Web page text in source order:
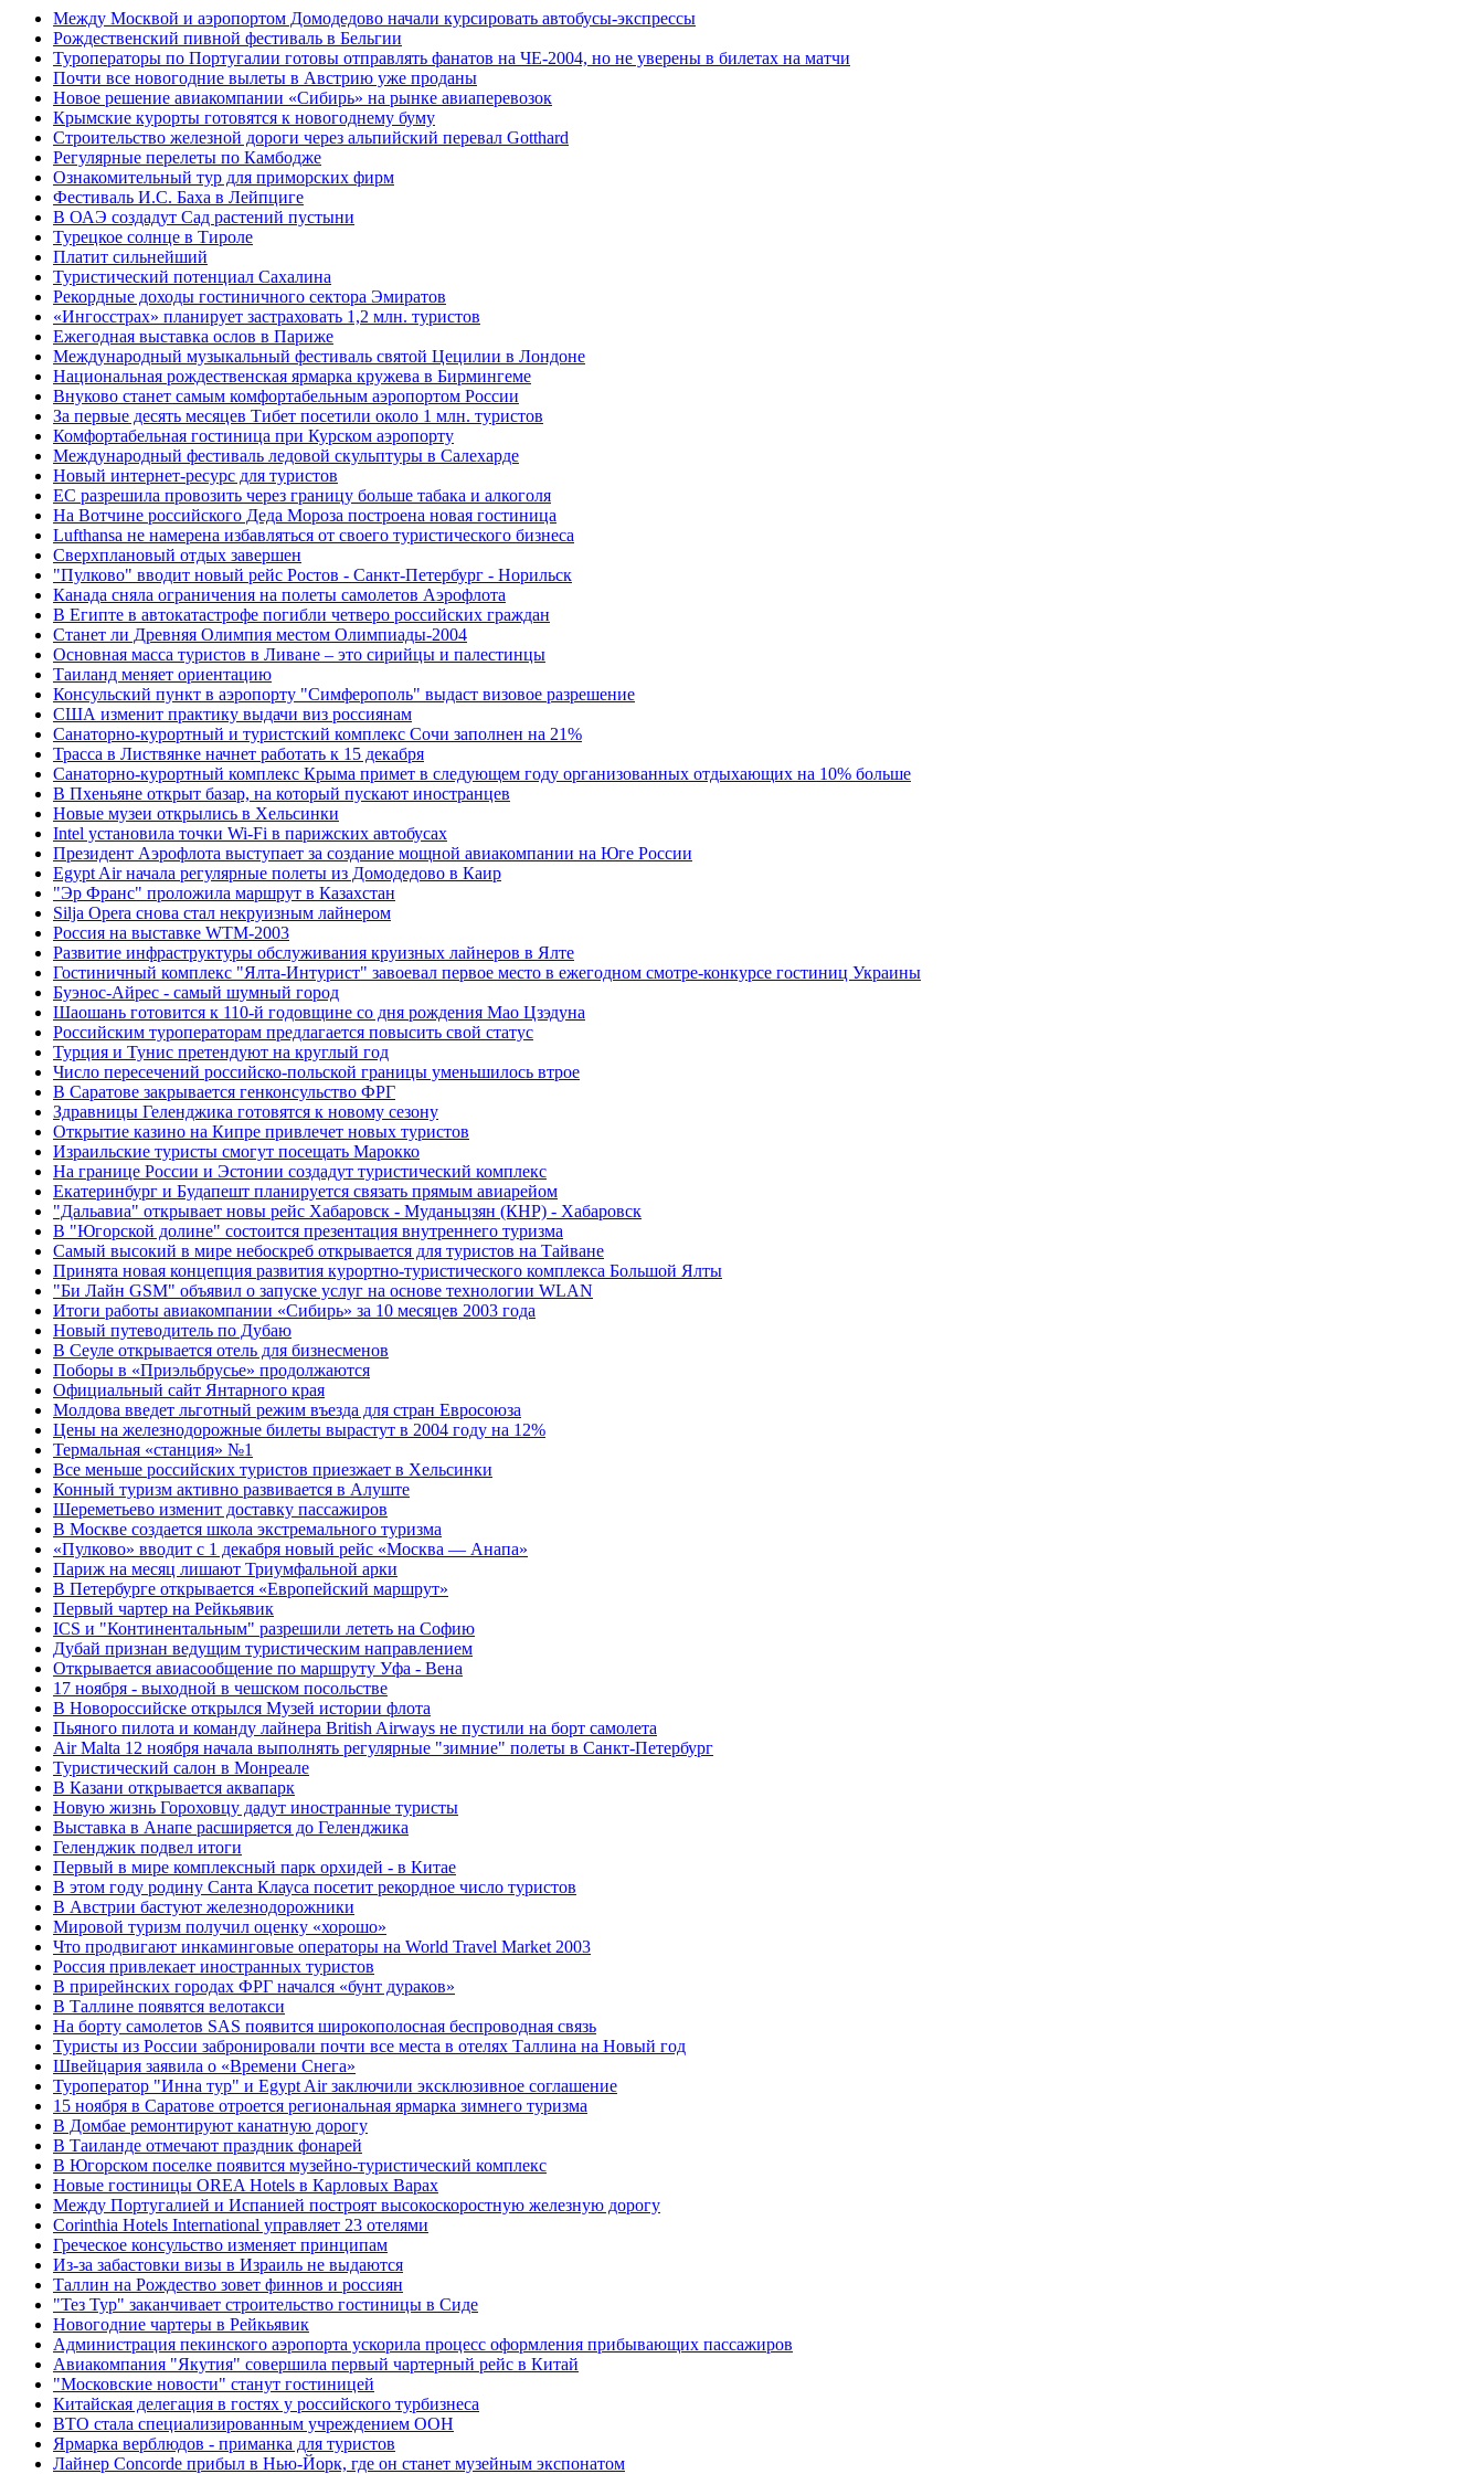
Между Москвой и аэропортом Домодедово начали курсировать автобусы-экспрессы
Рождественский пивной фестиваль в Бельгии
Туроператоры по Португалии готовы отправлять фанатов на ЧЕ-2004, но не уверены в билетах на матчи
Почти все новогодние вылеты в Австрию уже проданы
Новое решение авиакомпании «Сибирь» на рынке авиаперевозок
Крымские курорты готовятся к новогоднему буму
Строительство железной дороги через альпийский перевал Gotthard
Регулярные перелеты по Камбодже
Ознакомительный тур для приморских фирм
Фестиваль И.С. Баха в Лейпциге
В ОАЭ создадут Сад растений пустыни
Турецкое солнце в Тироле
Платит сильнейший
Туристический потенциал Сахалина
Рекордные доходы гостиничного сектора Эмиратов
«Ингосстрах» планирует застраховать 1,2 млн. туристов
Ежегодная выставка ослов в Париже
Международный музыкальный фестиваль святой Цецилии в Лондоне
Национальная рождественская ярмарка кружева в Бирмингеме
Внуково станет самым комфортабельным аэропортом России
За первые десять месяцев Тибет посетили около 1 млн. туристов
Комфортабельная гостиница при Курском аэропорту
Международный фестиваль ледовой скульптуры в Салехарде
Новый интернет-ресурс для туристов
ЕС разрешила провозить через границу больше табака и алкоголя
На Вотчине российского Деда Мороза построена новая гостиница
Lufthansa не намерена избавляться от своего туристического бизнеса
Сверхплановый отдых завершен
"Пулково" вводит новый рейс Ростов - Санкт-Петербург - Норильск
Канада сняла ограничения на полеты самолетов Аэрофлота
В Египте в автокатастрофе погибли четверо российских граждан
Станет ли Древняя Олимпия местом Олимпиады-2004
Основная масса туристов в Ливане – это сирийцы и палестинцы
Таиланд меняет ориентацию
Консульский пункт в аэропорту "Симферополь" выдаст визовое разрешение
США изменит практику выдачи виз россиянам
Санаторно-курортный и туристский комплекс Сочи заполнен на 21%
Трасса в Листвянке начнет работать к 15 декабря
Санаторно-курортный комплекс Крыма примет в следующем году организованных отдыхающих на 10% больше
В Пхеньяне открыт базар, на который пускают иностранцев
Новые музеи открылись в Хельсинки
Intel установила точки Wi-Fi в парижских автобусах
Президент Аэрофлота выступает за создание мощной авиакомпании на Юге России
Egypt Air начала регулярные полеты из Домодедово в Каир
"Эр Франс" проложила маршрут в Казахстан
Silja Opera снова стал некруизным лайнером
Россия на выставке WTM-2003
Развитие инфраструктуры обслуживания круизных лайнеров в Ялте
Гостиничный комплекс "Ялта-Интурист" завоевал первое место в ежегодном смотре-конкурсе гостиниц Украины
Буэнос-Айрес - самый шумный город
Шаошань готовится к 110-й годовщине со дня рождения Мао Цзэдуна
Российским туроператорам предлагается повысить свой статус
Турция и Тунис претендуют на круглый год
Число пересечений российско-польской границы уменьшилось втрое
В Саратове закрывается генконсульство ФРГ
Здравницы Геленджика готовятся к новому сезону
Открытие казино на Кипре привлечет новых туристов
Израильские туристы смогут посещать Марокко
Hа границе России и Эстонии создадут туристический комплекс
Екатеринбург и Будапешт планируется связать прямым авиарейом
"Дальавиа" открывает новы рейс Хабаровск - Муданьцзян (КНР) - Хабаровск
В "Югорской долине" состоится презентация внутреннего туризма
Самый высокий в мире небоскреб открывается для туристов на Тайване
Принята новая концепция развития курортно-туристического комплекса Большой Ялты
"Би Лайн GSM" объявил о запуске услуг на основе технологии WLAN
Итоги работы авиакомпании «Сибирь» за 10 месяцев 2003 года
Новый путеводитель по Дубаю
В Сеуле открывается отель для бизнесменов
Поборы в «Приэльбрусье» продолжаются
Официальный сайт Янтарного края
Молдова введет льготный режим въезда для стран Евросоюза
Цены на железнодорожные билеты вырастут в 2004 году на 12%
Термальная «станция» №1
Все меньше российских туристов приезжает в Хельсинки
Конный туризм активно развивается в Алуште
Шереметьево изменит доставку пассажиров
В Москве создается школа экстремального туризма
«Пулково» вводит с 1 декабря новый рейс «Москва — Анапа»
Париж на месяц лишают Триумфальной арки
В Петербурге открывается «Европейский маршрут»
Первый чартер на Рейкьявик
ICS и "Континентальным" разрешили лететь на Софию
Дубай признан ведущим туристическим направлением
Открывается авиасообщение по маршруту Уфа - Вена
17 ноября - выходной в чешском посольстве
В Новороссийске открылся Музей истории флота
Пьяного пилота и команду лайнера British Airways не пустили на борт самолета
Air Malta 12 ноября начала выполнять регулярные "зимние" полеты в Санкт-Петербург
Туристический салон в Монреале
В Казани открывается аквапарк
Новую жизнь Гороховцу дадут иностранные туристы
Выставка в Анапе расширяется до Геленджика
Геленджик подвел итоги
Первый в мире комплексный парк орхидей - в Китае
В этом году родину Санта Клауса посетит рекордное число туристов
В Австрии бастуют железнодорожники
Мировой туризм получил оценку «хорошо»
Что продвигают инкаминговые операторы на World Travel Market 2003
Россия привлекает иностранных туристов
В прирейнских городах ФРГ начался «бунт дураков»
В Таллине появятся велотакси
На борту самолетов SAS появится широкополосная беспроводная связь
Туристы из России забронировали почти все места в отелях Таллина на Новый год
Швейцария заявила о «Времени Снега»
Туроператор "Инна тур" и Egypt Air заключили эксклюзивное соглашение
15 ноября в Саратове отроется региональная ярмарка зимнего туризма
В Домбае ремонтируют канатную дорогу
В Таиланде отмечают праздник фонарей
В Югорском поселке появится музейно-туристический комплекс
Новые гостиницы OREA Hotels в Карловых Варах
Между Португалией и Испанией построят высокоскоростную железную дорогу
Corinthia Hotels International управляет 23 отелями
Греческое консульство изменяет принципам
Из-за забастовки визы в Израиль не выдаются
Таллин на Рождество зовет финнов и россиян
"Тез Тур" заканчивает строительство гостиницы в Сиде
Новогодние чартеры в Рейкьявик
Администрация пекинского аэропорта ускорила процесс оформления прибывающих пассажиров
Авиакомпания "Якутия" совершила первый чартерный рейс в Китай
"Московские новости" станут гостиницей
Китайская делегация в гостях у российского турбизнеса
ВТО стала специализированным учреждением ООН
Ярмарка верблюдов - приманка для туристов
Лайнер Concorde прибыл в Нью-Йорк, где он станет музейным экспонатом